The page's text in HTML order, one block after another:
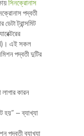
সিনক্রোনাস
পদ্বতী
ডেটা ট্রান্সমিট
এই সকল
পদ্বতী দুটির
কারন
হয়” – ব্যাখ্যা
পদ্বতী ব্যাখ্যা